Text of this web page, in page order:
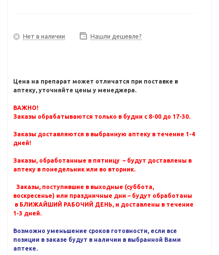
Нет в наличии Нашли дешевле?
Цена на препарат может отличатся при поставке в
аптеку, уточняйте цены у менеджера.
ВАЖНО!
Заказы обрабатываются только в будни с 8-00 до 17-30.
Заказы доставляются в выбранную аптеку в течение 1-4
дней!
Заказы, обработанные в пятницу – будут доставлены в
аптеку в понедельник или во вторник.
Заказы, поступившие в выходные (суббота,
воскресенье) или праздничные дни – будут обработаны
в БЛИЖАЙШИЙ РАБОЧИЙ ДЕНЬ, и доставлены в течение
1-3 дней.
Возможно уменьшение сроков готовности, если все
позиции в заказе будут в наличии в выбранной Вами
аптеке.